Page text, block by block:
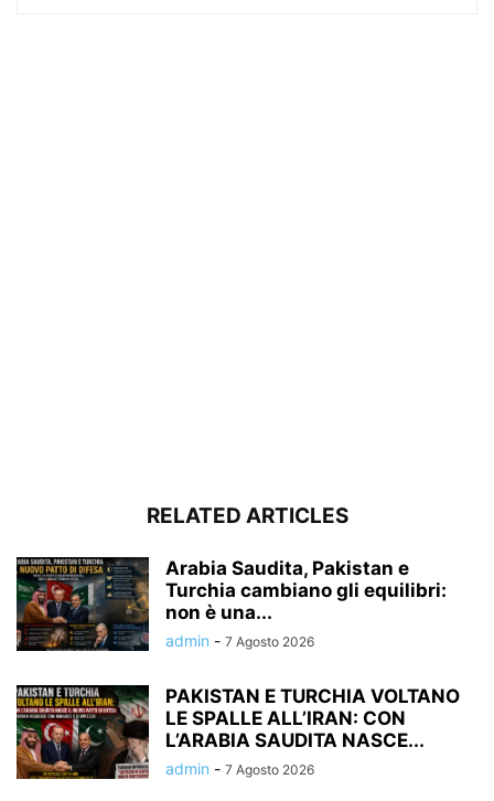
RELATED ARTICLES
Arabia Saudita, Pakistan e
Turchia cambiano gli equilibri:
non è una...
admin - 7 Agosto 2026
PAKISTAN E TURCHIA VOLTANO
LE SPALLE ALL’IRAN: CON
L’ARABIA SAUDITA NASCE...
admin - 7 Agosto 2026